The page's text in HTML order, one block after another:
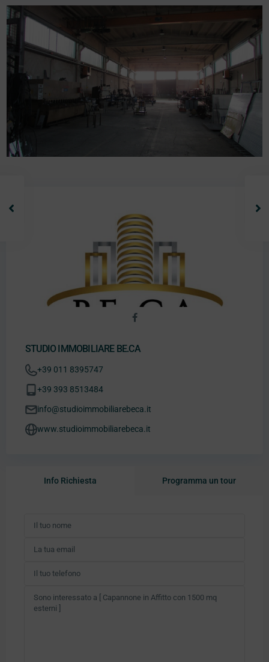
STUDIO IMMOBILIARE BE.CA
+39 011 8395747
+39 393 8513484
info@studioimmobiliarebeca.it
www.studioimmobiliarebeca.it
Info Richiesta Programma un tour